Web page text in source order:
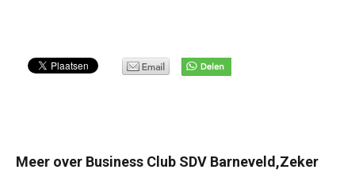
Meer over Business Club SDV Barneveld,Zeker